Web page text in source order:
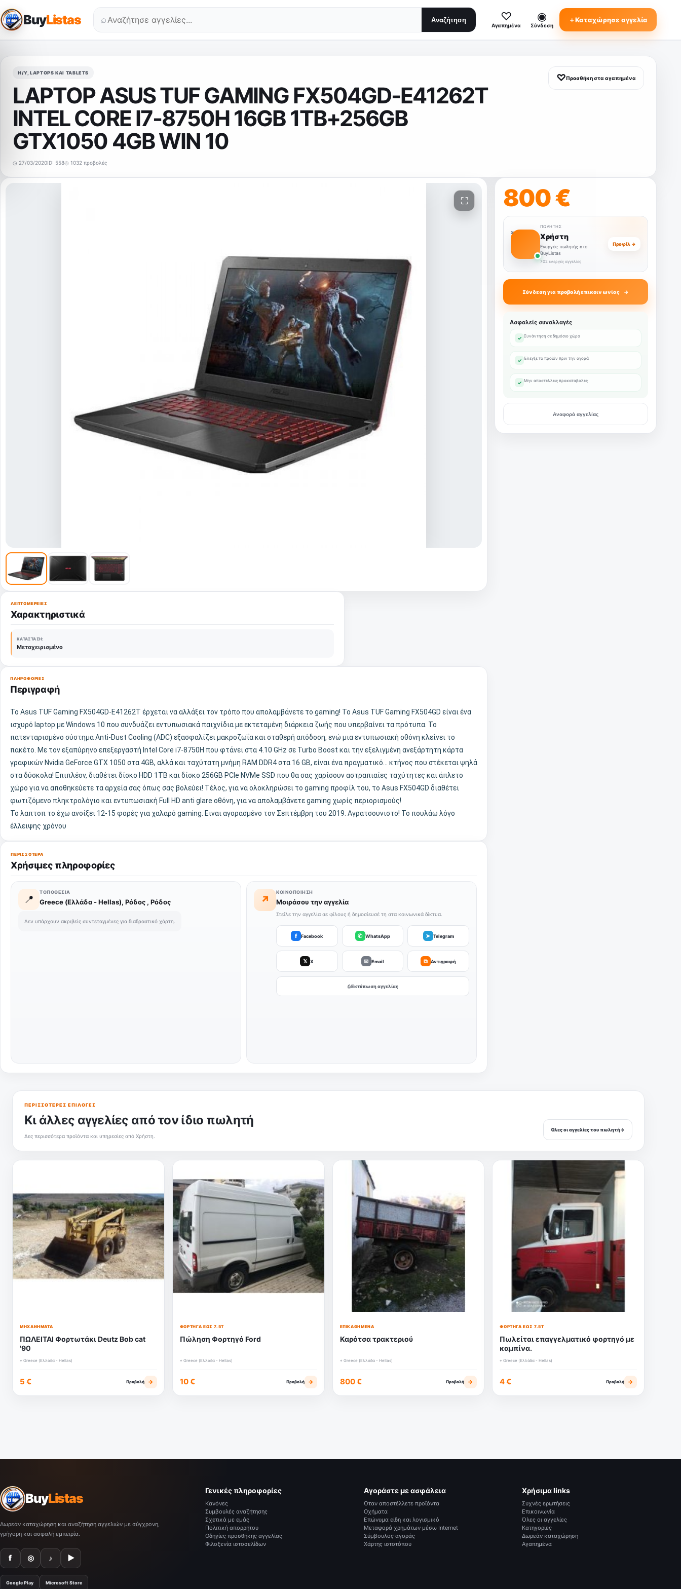
BuyListas ⌕ Αναζήτηση ♡
Αγαπημένα
◉
Σύνδεση
＋Καταχώρησε αγγελία
Η/Υ, LAPTOPS ΚΑΙ TABLETS
LAPTOP ASUS TUF GAMING FX504GD-E41262T
INTEL CORE I7-8750H 16GB 1TB+256GB
GTX1050 4GB WIN 10
◷ 27/03/2020ID: 558◎ 1032 προβολές
♡Προσθήκη στα αγαπημένα
ΛΕΠΤΟΜΈΡΕΙΕΣ
Χαρακτηριστικά
ΚΑΤΆΣΤΑΣΗ:
Μεταχειρισμένο
ΠΛΗΡΟΦΟΡΊΕΣ
Περιγραφή
Το Asus TUF Gaming FX504GD-E41262T έρχεται να αλλάξει τον τρόπο που απολαμβάνετε το gaming! Το Asus TUF Gaming FX504GD είναι ένα
ισχυρό laptop με Windows 10 που συνδυάζει εντυπωσιακά παιχνίδια με εκτεταμένη διάρκεια ζωής που υπερβαίνει τα πρότυπα. Το
πατενταρισμένο σύστημα Anti-Dust Cooling (ADC) εξασφαλίζει μακροζωΐα και σταθερή απόδοση, ενώ μια εντυπωσιακή οθόνη κλείνει το
πακέτο. Με τον εξαπύρηνο επεξεργαστή Intel Core i7-8750H που φτάνει στα 4.10 GHz σε Turbo Boost και την εξελιγμένη ανεξάρτητη κάρτα
γραφικών Nvidia GeForce GTX 1050 στα 4GB, αλλά και ταχύτατη μνήμη RAM DDR4 στα 16 GB, είναι ένα πραγματικό... κτήνος που στέκεται ψηλά
στα δύσκολα! Επιπλέον, διαθέτει δίσκο HDD 1TB και δίσκο 256GB PCIe NVMe SSD που θα σας χαρίσουν αστραπιαίες ταχύτητες και άπλετο
χώρο για να αποθηκεύετε τα αρχεία σας όπως σας βολεύει! Τέλος, για να ολοκληρώσει το gaming προφίλ του, το Asus FX504GD διαθέτει
φωτιζόμενο πληκτρολόγιο και εντυπωσιακή Full HD anti glare οθόνη, για να απολαμβάνετε gaming χωρίς περιορισμούς!
Το λαπτοπ το έχω ανοίξει 12-15 φορές για χαλαρό gaming. Ειναι αγορασμένο τον Σεπτέμβρη του 2019. Αγρατσουνιστο! Το πουλάω λόγο
έλλειψης χρόνου
ΠΕΡΙΣΣΌΤΕΡΑ
Χρήσιμες πληροφορίες
📍
ΤΟΠΟΘΕΣΊΑ
Greece (Ελλάδα - Hellas), Ρόδος , Ρόδος
Δεν υπάρχουν ακριβείς συντεταγμένες για διαδραστικό χάρτη.
↗
ΚΟΙΝΟΠΟΊΗΣΗ
Μοιράσου την αγγελία
Στείλε την αγγελία σε φίλους ή δημοσίευσέ τη στα κοινωνικά δίκτυα.
f Facebook ✆ WhatsApp ➤ Telegram
𝕏 X ✉ Email ⧉ Αντιγραφή
⎙ Εκτύπωση αγγελίας
800 €
Χ
ΠΩΛΗΤΉΣ
Χρήστη
Ενεργός πωλητής στο
BuyListas
702 ενεργές αγγελίες
Προφίλ →
Σύνδεση για προβολή επικοινωνίας
Ασφαλείς συναλλαγές
✓ Συνάντηση σε δημόσιο χώρο
✓ Έλεγξε το προϊόν πριν την αγορά
✓ Μην αποστέλλεις προκαταβολές
Αναφορά αγγελίας
ΠΕΡΙΣΣΌΤΕΡΕΣ ΕΠΙΛΟΓΈΣ
Κι άλλες αγγελίες από τον ίδιο πωλητή
Δες περισσότερα προϊόντα και υπηρεσίες από Χρήστη.
Όλες οι αγγελίες του πωλητή→
ΜΗΧΑΝΉΜΑΤΑ
ΠΩΛΕΙΤΑΙ Φορτωτάκι Deutz Bob cat
'90
⌖ Greece (Ελλάδα - Hellas)
5 € Προβολή →
ΦΟΡΤΗΓΆ ΈΩΣ 7.5Τ
Πώληση Φορτηγό Ford
⌖ Greece (Ελλάδα - Hellas)
10 € Προβολή →
ΕΠΙΚΑΘΉΜΕΝΑ
Καρότσα τρακτεριού
⌖ Greece (Ελλάδα - Hellas)
800 € Προβολή →
ΦΟΡΤΗΓΆ ΈΩΣ 7.5Τ
Πωλείται επαγγελματικό φορτηγό με
καμπίνα.
⌖ Greece (Ελλάδα - Hellas)
4 € Προβολή →
BuyListas
Δωρεάν καταχώρηση και αναζήτηση αγγελιών με σύγχρονη,
γρήγορη και ασφαλή εμπειρία.
f ◎ ♪ ▶
Google Play Microsoft Store
Γενικές πληροφορίες
Κανόνες
Συμβουλές αναζήτησης
Σχετικά με εμάς
Πολιτική απορρήτου
Οδηγίες προσθήκης αγγελίας
Φιλοξενία ιστοσελίδων
Αγοράστε με ασφάλεια
Όταν αποστέλλετε προϊόντα
Οχήματα
Επώνυμα είδη και λογισμικό
Μεταφορά χρημάτων μέσω Internet
Σύμβουλος αγοράς
Χάρτης ιστοτόπου
Χρήσιμα links
Συχνές ερωτήσεις
Επικοινωνία
Όλες οι αγγελίες
Κατηγορίες
Δωρεάν καταχώρηση
Αγαπημένα